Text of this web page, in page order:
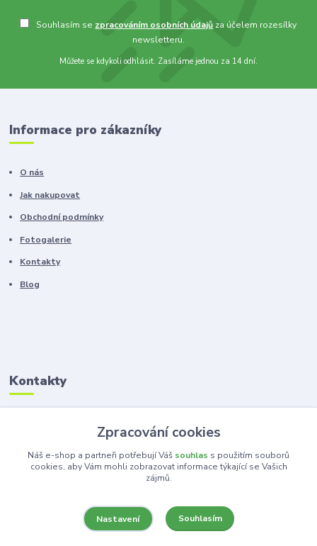
Souhlasím se zpracováním osobních údajů za účelem rozesílky
newsletteru.
Můžete se kdykoli odhlásit. Zasíláme jednou za 14 dní.
Informace pro zákazníky
O nás
Jak nakupovat
Obchodní podmínky
Fotogalerie
Kontakty
Blog
Kontakty
Zákaznická podpora
+420 603 100 966
(Po-Pá, 8-16 hod.)
Zpracování cookies
Náš e-shop a partneři potřebují Váš souhlas s použitím souborů
cookies, aby Vám mohli zobrazovat informace týkající se Vašich
zájmů.
Nastavení Souhlasím